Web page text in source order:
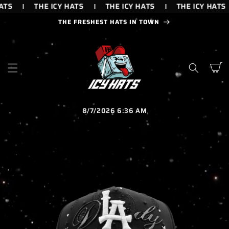
THE ICY HATS THE ICY HATS THE ICY HATS
CONTENIDOTHE FRESHEST HATS IN TOWN
Carrito
8/7/2026 6:36 AM
LA
PRODUCTO